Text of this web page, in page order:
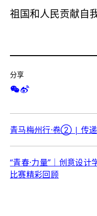
祖国和人民贡献自我
分享
青马梅州行·卷② | 传
“青春·力量”｜创意设
比赛精彩回顾